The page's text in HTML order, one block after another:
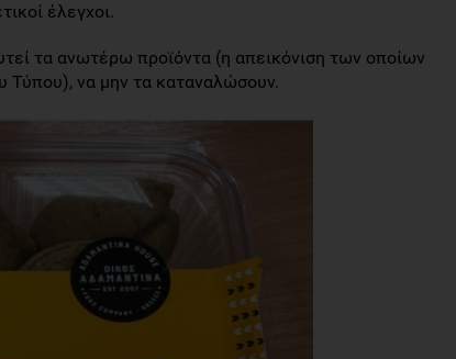
έλεγχοι.
τα ανωτέρω προϊόντα (η απεικόνιση των οποίων
Τύπου), να μην τα καταναλώσουν.